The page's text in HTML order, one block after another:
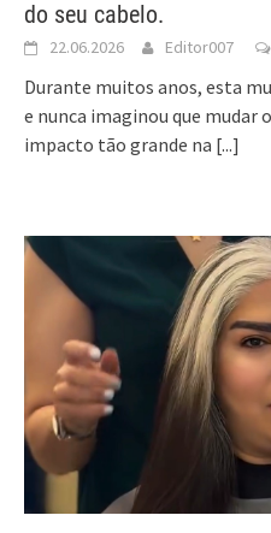
do seu cabelo.
22.06.2026 Editor007
Durante muitos anos, esta
e nunca imaginou que mudar
impacto tão grande na [...]